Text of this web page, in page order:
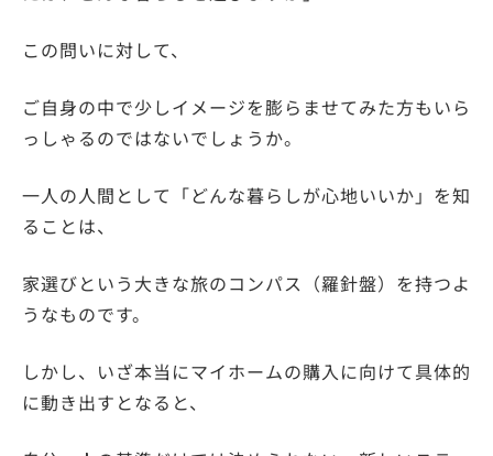
この問いに対して、
ご自身の中で少しイメージを膨らませてみた方もいら
っしゃるのではないでしょうか。
一人の人間として「どんな暮らしが心地いいか」を知
ることは、
家選びという大きな旅のコンパス（羅針盤）を持つよ
うなものです。
しかし、いざ本当にマイホームの購入に向けて具体的
に動き出すとなると、